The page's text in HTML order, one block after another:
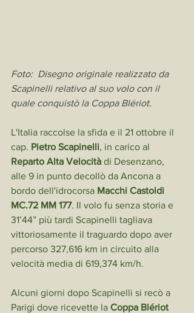
Foto:  Disegno originale realizzato da
Scapinelli relativo al suo volo con il
quale conquistò la Coppa Blériot.
L'Italia raccolse la sfida e il 21 ottobre il
cap. Pietro Scapinelli, in carico al
Reparto Alta Velocità di Desenzano,
alle 9 in punto decollò da Ancona a
bordo dell'idrocorsa Macchi Castoldi
MC.72 MM 177. Il volo fu senza storia e
31’44” più tardi Scapinelli tagliava
vittoriosamente il traguardo dopo aver
percorso 327,616 km in circuito alla
velocità media di 619,374 km/h.
Alcuni giorni dopo Scapinelli si recò a
Parigi dove ricevette la Coppa Blériot